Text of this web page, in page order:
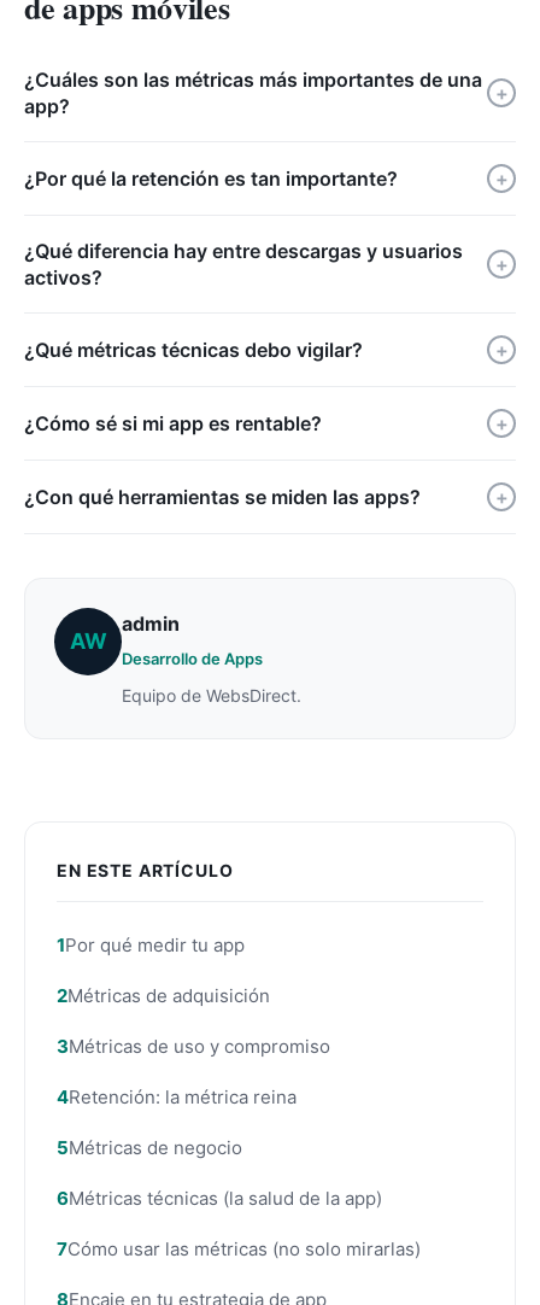
EN ESTE ARTÍCULO
Por qué medir tu app
Métricas de adquisición
Métricas de uso y compromiso
Retención: la métrica reina
Métricas de negocio
Métricas técnicas (la salud de la app)
Cómo usar las métricas (no solo mirarlas)
Encaje en tu estrategia de app
¿Cuáles son las métricas más importantes de una
app?
+
¿Por qué la retención es tan importante? +
¿Qué diferencia hay entre descargas y usuarios
activos?
+
¿Qué métricas técnicas debo vigilar? +
¿Cómo sé si mi app es rentable? +
¿Con qué herramientas se miden las apps? +
AW
admin
Desarrollo de Apps
Equipo de WebsDirect.